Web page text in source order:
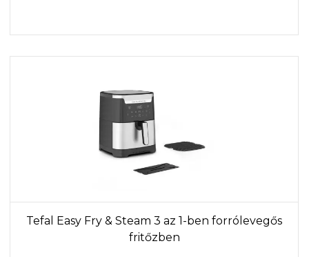
Tefal Easy Fry & Steam 3 az 1-ben forrólevegős
fritőzben